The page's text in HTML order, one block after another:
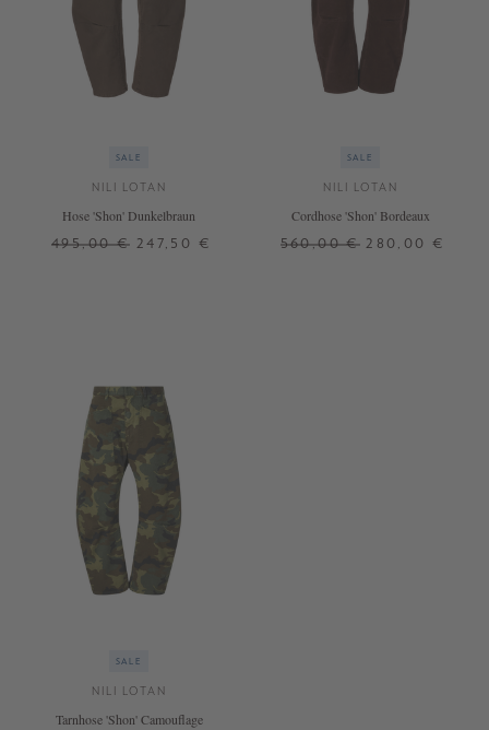
SALE
NILI LOTAN
Hose 'Shon' Dunkelbraun
495,00 € 247,50 €
SALE
NILI LOTAN
Cordhose 'Shon' Bordeaux
560,00 € 280,00 €
SALE
NILI LOTAN
Tarnhose 'Shon' Camouflage